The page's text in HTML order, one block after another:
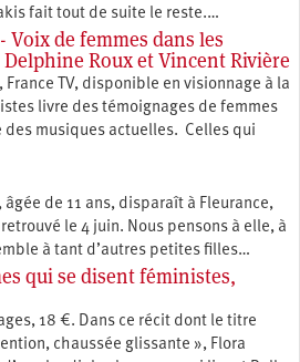
fait tout de suite le reste.…
Voix de femmes dans les
Roux et Vincent Rivière
TV, disponible en visionnage à la
livre des témoignages de femmes
des musiques actuelles. Celles qui
de 11 ans, disparaît à Fleurance,
le 4 juin. Nous pensons à elle, à
à tant d’autres petites filles…
qui se disent féministes,
18 €. Dans ce récit dont le titre
chaussée glissante », Flora